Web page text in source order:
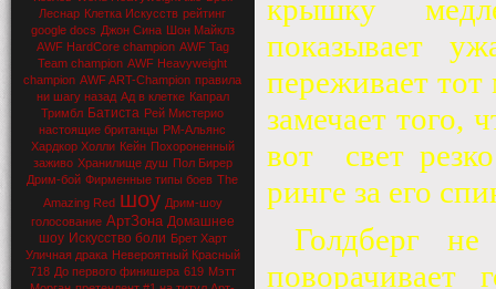
Леснар Клетка Искусств рейтинг
google docs Джон Сина Шон Майклз
AWF HardCore champion AWF Tag
Team champion AWF Heavyweight
champion AWF ART-Champion правила
ни шагу назад Ад в клетке Капрал
Тримбл Батиста Рей Мистерио
настоящие британцы РМ-Альянс
Хардкор Холли Кейн Похороненный
заживо Хранилище душ Пол Бирер
Дрим-бой Фирменные типы боев The
Amazing Red шоу Дрим-шоу
голосование АртЗона Домашнее
шоу Искусство боли Брет Харт
Уличная драка Невероятный Красный
718 До первого финишера 619 Мэтт
крышку
показывает
переживает тот
замечает того,
вот
свет
ринге за его
Голдберг